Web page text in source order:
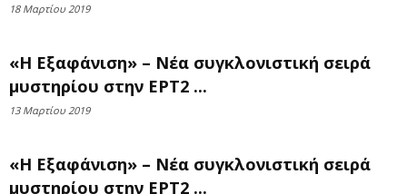
18 Μαρτίου 2019
«Η Εξαφάνιση» – Νέα συγκλονιστική σειρά
μυστηρίου στην ΕΡΤ2 ...
13 Μαρτίου 2019
«Η Εξαφάνιση» – Νέα συγκλονιστική σειρά
μυστηρίου στην ΕΡΤ2 ...